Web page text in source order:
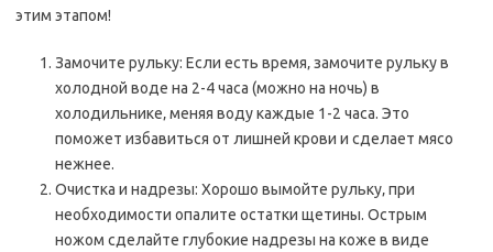
этим этапом!
Замочите рульку: Если есть время‚ замочите рульку в
холодной воде на 2-4 часа (можно на ночь) в
холодильнике‚ меняя воду каждые 1-2 часа. Это
поможет избавиться от лишней крови и сделает мясо
нежнее.
Очистка и надрезы: Хорошо вымойте рульку‚ при
необходимости опалите остатки щетины. Острым
ножом сделайте глубокие надрезы на коже в виде